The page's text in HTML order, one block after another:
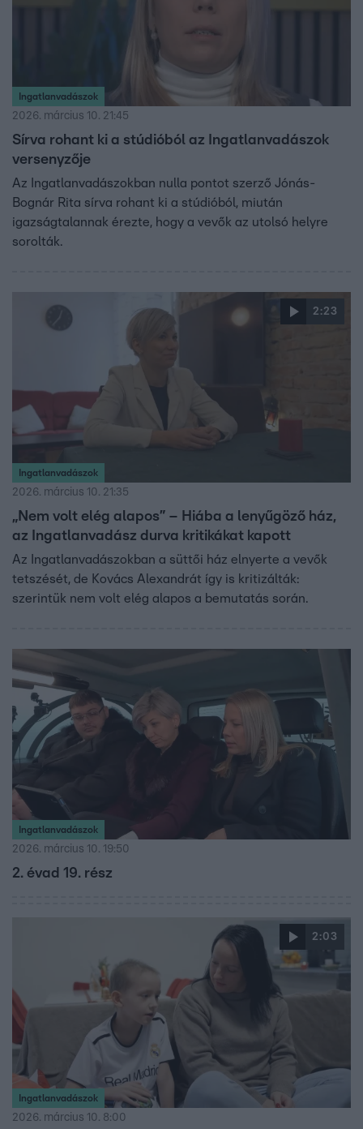
Ingatlanvadászok
2026. március 10. 21:45
Sírva rohant ki a stúdióból az Ingatlanvadászok
versenyzője
Az Ingatlanvadászokban nulla pontot szerző Jónás-
Bognár Rita sírva rohant ki a stúdióból, miután
igazságtalannak érezte, hogy a vevők az utolsó helyre
sorolták.
2:23
Ingatlanvadászok
2026. március 10. 21:35
„Nem volt elég alapos” – Hiába a lenyűgöző ház,
az Ingatlanvadász durva kritikákat kapott
Az Ingatlanvadászokban a süttői ház elnyerte a vevők
tetszését, de Kovács Alexandrát így is kritizálták:
szerintük nem volt elég alapos a bemutatás során.
Ingatlanvadászok
2026. március 10. 19:50
2. évad 19. rész
2:03
Ingatlanvadászok
2026. március 10. 8:00